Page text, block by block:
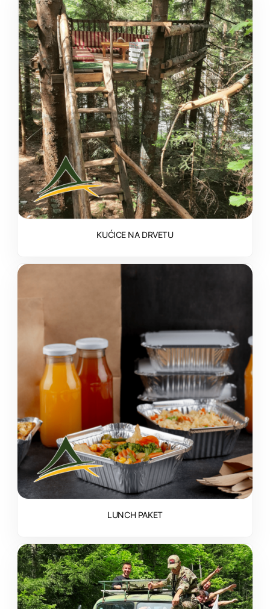
KUĆICE NA DRVETU
LUNCH PAKET